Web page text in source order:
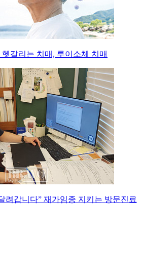
갈리는 치매, 루이소체 치매
려갑니다” 재가임종 지키는 방문진료